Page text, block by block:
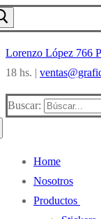
Lorenzo López 766
18 hs. |
Buscar:
Home
Nosotros
Productos